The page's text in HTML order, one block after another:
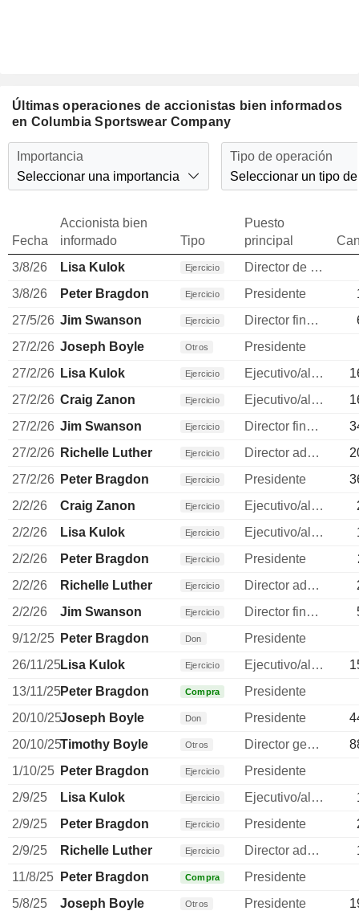
Últimas operaciones de accionistas bien informados
en Columbia Sportswear Company
Importancia
Seleccionar una importancia
Tipo de operación
Seleccionar un tipo
Fecha
Accionista bien
informado
Tipo
Puesto
principal
3/8/26
Lisa Kulok Ejercicio
Director de operaciones
3/8/26
Peter Bragdon Ejercicio Presidente
27/5/26 Jim Swanson Ejercicio Director financiero
27/2/26 Joseph Boyle Otros
Presidente
27/2/26 Lisa Kulok Ejercicio Ejecutivo/alto directivo
27/2/26 Craig Zanon Ejercicio Ejecutivo/alto directivo
27/2/26 Jim Swanson Ejercicio Director financiero
27/2/26 Richelle Luther Ejercicio Director administrativo
27/2/26 Peter Bragdon Ejercicio Presidente
2/2/26
Craig Zanon Ejercicio Ejecutivo/alto directivo
2/2/26
Lisa Kulok Ejercicio Ejecutivo/alto directivo
2/2/26
Peter Bragdon Ejercicio Presidente
2/2/26
Richelle Luther Ejercicio Director administrativo
2/2/26
Jim Swanson Ejercicio Director financiero
9/12/25 Peter Bragdon Don
Presidente
26/11/25Lisa Kulok Ejercicio Ejecutivo/alto directivo
13/11/25Peter Bragdon Compra
Presidente
20/10/25Joseph Boyle Don Presidente
20/10/25Timothy Boyle Otros Director general
1/10/25 Peter Bragdon Ejercicio
Presidente
2/9/25
Lisa Kulok Ejercicio Ejecutivo/alto directivo
2/9/25
Peter Bragdon Ejercicio Presidente
2/9/25
Richelle Luther Ejercicio Director administrativo
11/8/25
Peter Bragdon Compra
Presidente
5/8/25
Joseph Boyle Otros Presidente